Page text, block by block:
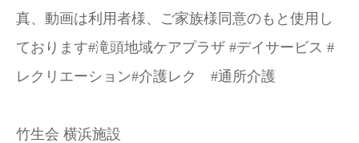
真、動画は利用者様、ご家族様同意のもと使用し
ております#滝頭地域ケアプラザ #デイサービス #
レクリエーション#介護レク #通所介護
竹生会 横浜施設